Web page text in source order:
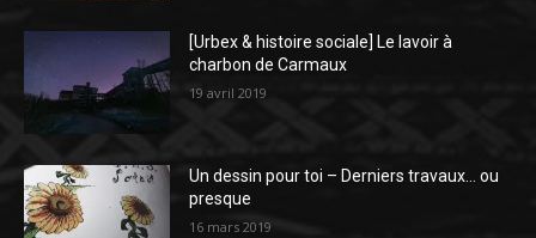
[Urbex & histoire sociale] Le lavoir à
charbon de Carmaux
19 avril 2019
Un dessin pour toi – Derniers travaux… ou
presque
16 mars 2019